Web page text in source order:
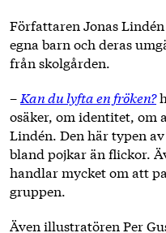
Författaren Jonas
egna barn och deras
från skolgården.
– Kan du lyfta en fröken?
osäker, om identitet, om
Lindén. Den här typen
bland pojkar än flickor.
handlar mycket om att
gruppen.
Även illustratören Per